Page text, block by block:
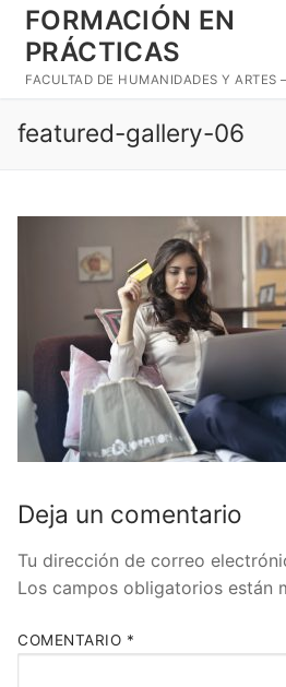
contenido
FORMACIÓN EN
PRÁCTICAS
FACULTAD DE HUMANIDADES Y ARTES
featured-gallery-06
Deja un comentario
Tu dirección de correo
Los campos obligatorios están
COMENTARIO *